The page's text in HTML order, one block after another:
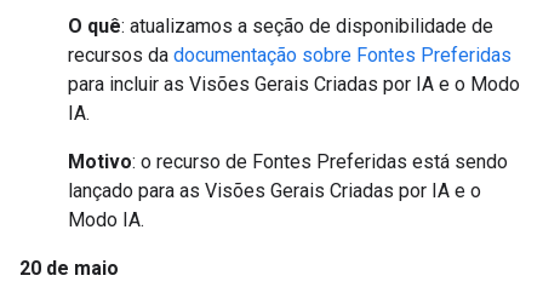
O quê: atualizamos a seção de disponibilidade de
recursos da documentação sobre Fontes Preferidas
para incluir as Visões Gerais Criadas por IA e o Modo
IA.
Motivo: o recurso de Fontes Preferidas está sendo
lançado para as Visões Gerais Criadas por IA e o
Modo IA.
20 de maio